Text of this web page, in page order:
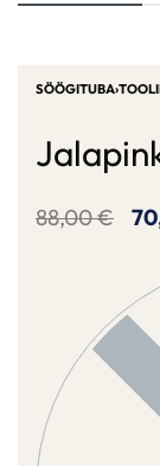
SÖÖGITUBA›
88,00€